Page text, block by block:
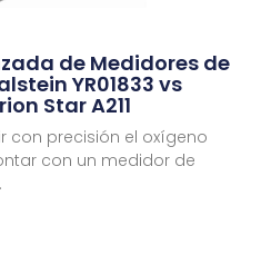
de Medidores de
YR01833 vs
Star A211
con precisión el oxígeno
con un medidor de